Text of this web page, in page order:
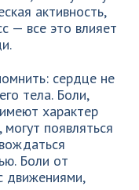
активность,
— все это влияет
сердце не
тела. Боли,
характер
появляться
Боли от
движениями,